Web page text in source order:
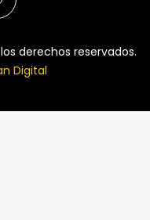
derechos reservados.
Digital